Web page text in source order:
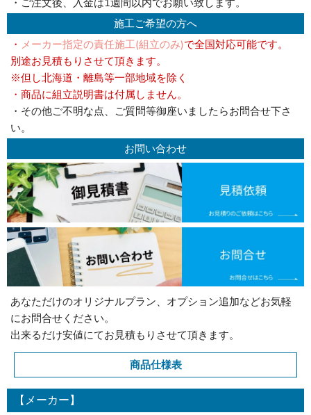
・ご注文後、入金は1週間以内でお願い致します。
施工ご希望の方へ
・ メーカー指定の責任施工(組立のみ)で全国対応可能です。
別途お見積もりさせて頂きます。
※但し北海道・離島等一部地域を除く
・商品に組立説明書は付属しません。
・その他ご不明な点、ご質問等御座いましたらお問合せ下さ
い。
お問い合わせ
あなただけのオリジナルプラン、オプション追加などお気軽
にお問合せください。
出来るだけ安値にてお見積もりさせて頂きます。
商品仕様表
【メーカー】